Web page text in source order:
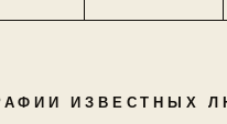
ИЗВЕСТНЫХ